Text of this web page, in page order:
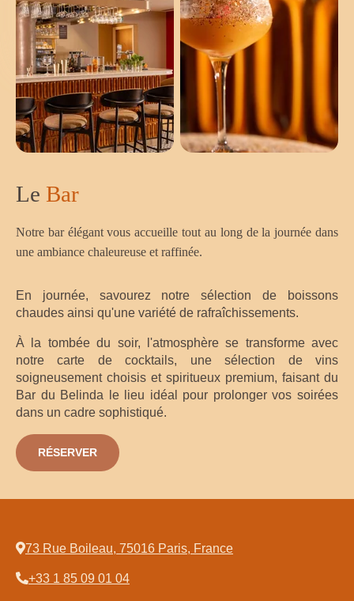
Le Bar
Notre bar élégant vous accueille tout au long de la journée dans
une ambiance chaleureuse et raffinée.
En journée, savourez notre sélection de boissons
chaudes ainsi qu'une variété de rafraîchissements.
À la tombée du soir, l'atmosphère se transforme avec
notre carte de cocktails, une sélection de vins
soigneusement choisis et spiritueux premium, faisant du
Bar du Belinda le lieu idéal pour prolonger vos soirées
dans un cadre sophistiqué.
RÉSERVER
73 Rue Boileau, 75016 Paris, France
+33 1 85 09 01 04